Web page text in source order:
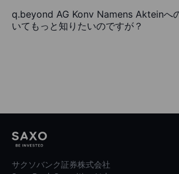
q.beyond AG Konv Namens Akteinへ
いてもっと知りたいのですが？
サクソバンク証券株式会社